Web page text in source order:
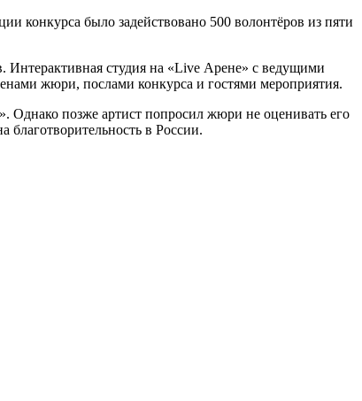
конкурса было задействовано 500 волонтёров из пяти
Интерактивная студия на «Live Арене» с ведущими
жюри, послами конкурса и гостями мероприятия.
Однако позже артист попросил жюри не оценивать его
в России.